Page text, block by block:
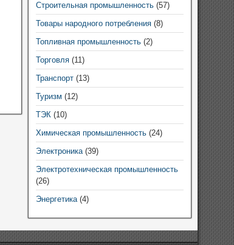
Строительная промышленность(57)
Товары народного потребления(8)
Топливная промышленность(2)
Торговля(11)
Транспорт(13)
Туризм (12)
ТЭК(10)
Химическая промышленность(24)
Электроника(39)
Электротехническая промышленность
(26)
Энергетика(4)